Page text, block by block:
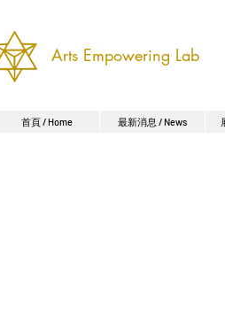
Arts Empowering Lab
首頁 / Home 最新消息 / News